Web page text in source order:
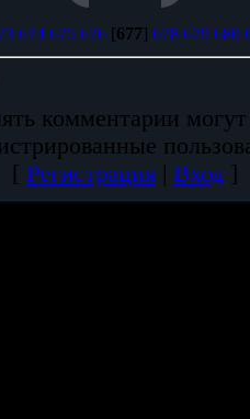
674 675 676 [677] 678 679 680
комментарии могут
[ Регистрация | Вход ]